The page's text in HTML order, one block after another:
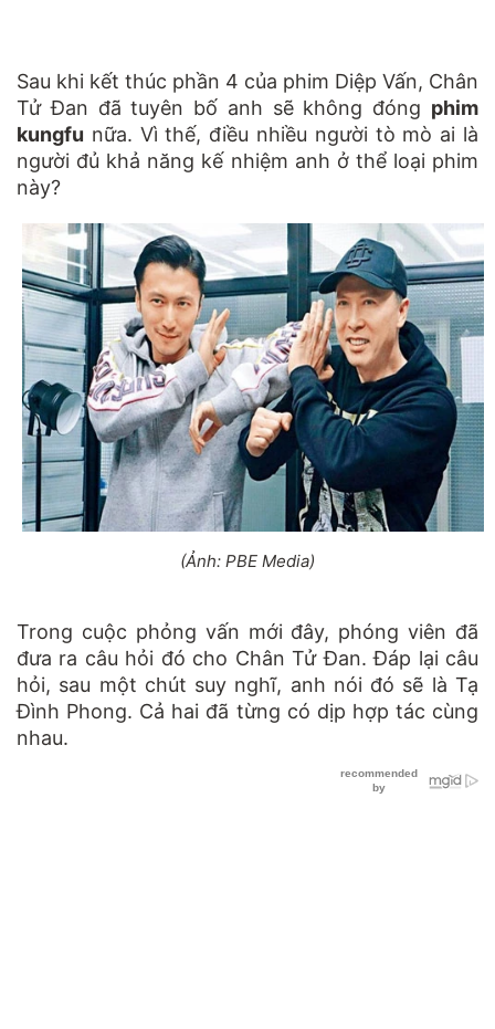
Sau khi kết thúc phần 4 của phim Diệp Vấn, Chân
Tử Đan đã tuyên bố anh sẽ không đóng phim
kungfu nữa. Vì thế, điều nhiều người tò mò ai là
người đủ khả năng kế nhiệm anh ở thể loại phim
này?
(Ảnh: PBE Media)
Trong cuộc phỏng vấn mới đây, phóng viên đã
đưa ra câu hỏi đó cho Chân Tử Đan. Đáp lại câu
hỏi, sau một chút suy nghĩ, anh nói đó sẽ là Tạ
Đình Phong. Cả hai đã từng có dịp hợp tác cùng
nhau.